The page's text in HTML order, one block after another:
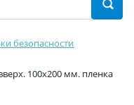
безопасности
100x200 мм. пленка